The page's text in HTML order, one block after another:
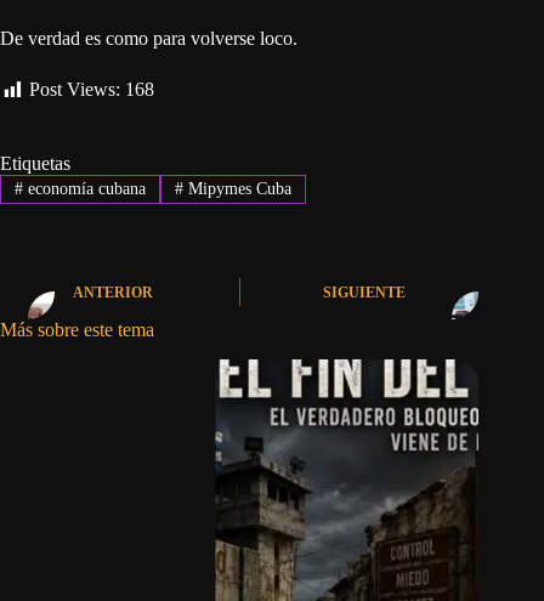
De verdad es como para volverse loco.
Post Views: 168
Etiquetas
#economía cubana #Mipymes Cuba
ANTERIOR SIGUIENTE
Más sobre este tema